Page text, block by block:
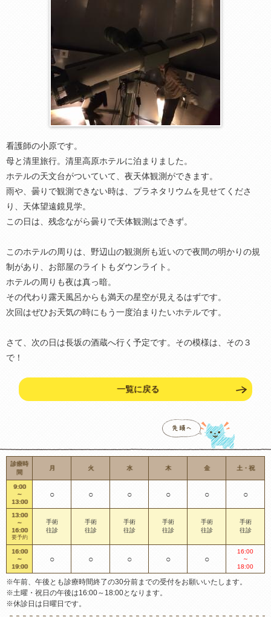
看護師の小原です。
母と清里旅行。清里高原ホテルに泊まりました。
ホテルの天文台がついていて、夜天体観測ができます。
雨や、曇りで観測できない時は、プラネタリウムを見せてくださ
り、天体望遠鏡見学。
この日は、残念ながら曇りで天体観測はできず。
このホテルの周りは、野辺山の観測所も近いので夜間の明かりの規
制があり、お部屋のライトもダウンライト。
ホテルの周りも夜は真っ暗。
その代わり露天風呂からも満天の星空が見えるはずです。
次回はぜひお天気の時にもう一度泊まりたいホテルです。
さて、次の日は長坂の酒蔵へ行く予定です。その模様は、その３
で！
一覧に戻る
診療時
間
月 火 水 木 金 土・祝
9:00
～
13:00
○ ○ ○ ○ ○ ○
13:00
～
16:00
要予約
手術
往診
手術
往診
手術
往診
手術
往診
手術
往診
手術
往診
16:00
～
19:00
○ ○ ○ ○ ○
16:00
～
18:00
※午前、午後とも診療時間終了の30分前までの受付をお願いいたします。
※土曜・祝日の午後は16:00～18:00となります。
※休診日は日曜日です。